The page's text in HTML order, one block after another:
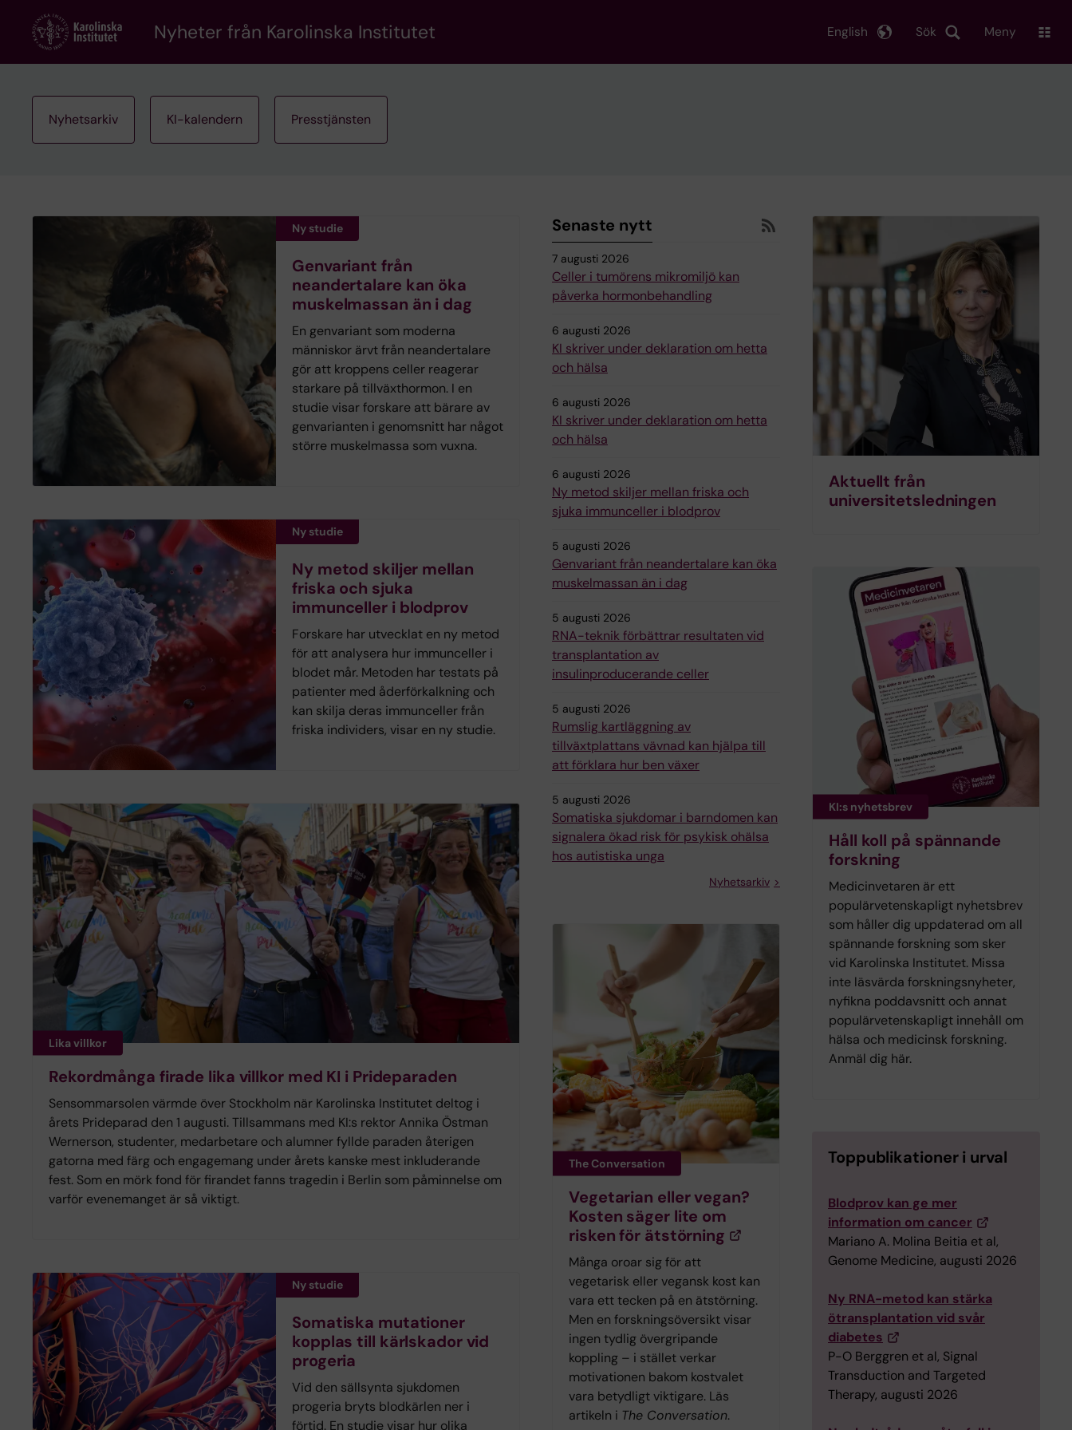
content
Nyheter från Karolinska Institutet Sök
English Meny
Nyhetsarkiv KI-kalendern Presstjänsten
Ny studie
Genvariant från
neandertalare kan öka
muskelmassan än i dag
En genvariant som moderna
människor ärvt från neandertalare
gör att kroppens celler reagerar
starkare på tillväxthormon. I en
studie visar forskare att bärare av
genvarianten i genomsnitt har något
större muskelmassa som vuxna.
Ny studie
Ny metod skiljer mellan
friska och sjuka
immunceller i blodprov
Forskare har utvecklat en ny metod
för att analysera hur immunceller i
blodet mår. Metoden har testats på
patienter med åderförkalkning och
kan skilja deras immunceller från
friska individers, visar en ny studie.
Lika villkor
Rekordmånga firade lika villkor med KI i Prideparaden
Sensommarsolen värmde över Stockholm när Karolinska Institutet deltog i
årets Prideparad den 1 augusti. Tillsammans med KI:s rektor Annika Östman
Wernerson, studenter, medarbetare och alumner fyllde paraden återigen
gatorna med färg och engagemang under årets kanske mest inkluderande
fest. Som en mörk fond för firandet fanns tragedin i Berlin som påminnelse om
varför evenemanget är så viktigt.
Ny studie
Somatiska mutationer
kopplas till kärlskador vid
progeria
Vid den sällsynta sjukdomen
progeria bryts blodkärlen ner i
förtid. En studie visar hur olika
Senaste nytt
7 augusti 2026
Celler i tumörens mikromiljö kan
påverka hormonbehandling
6 augusti 2026
KI skriver under deklaration om hetta
och hälsa
6 augusti 2026
KI skriver under deklaration om hetta
och hälsa
6 augusti 2026
Ny metod skiljer mellan friska och
sjuka immunceller i blodprov
5 augusti 2026
Genvariant från neandertalare kan öka
muskelmassan än i dag
5 augusti 2026
RNA-teknik förbättrar resultaten vid
transplantation av
insulinproducerande celler
5 augusti 2026
Rumslig kartläggning av
tillväxtplattans vävnad kan hjälpa till
att förklara hur ben växer
5 augusti 2026
Somatiska sjukdomar i barndomen kan
signalera ökad risk för psykisk ohälsa
hos autistiska unga
Nyhetsarkiv
The Conversation
Vegetarian eller vegan?
Kosten säger lite om
risken för ätstörning
Många oroar sig för att
vegetarisk eller vegansk kost kan
vara ett tecken på en ätstörning.
Men en forskningsöversikt visar
ingen tydlig övergripande
koppling – i stället verkar
motivationen bakom kostvalet
vara betydligt viktigare. Läs
artikeln i The Conversation.
Aktuellt från
universitets­ledningen
KI:s nyhetsbrev
Håll koll på spännande
forskning
Medicinvetaren är ett
populärvetenskapligt nyhetsbrev
som håller dig uppdaterad om all
spännande forskning som sker
vid Karolinska Institutet. Missa
inte läsvärda forskningsnyheter,
nyfikna poddavsnitt och annat
populärvetenskapligt innehåll om
hälsa och medicinsk forskning.
Anmäl dig här.
Toppublikationer i urval
Blodprov kan ge mer
information om cancer
Mariano A. Molina Beitia et al,
Genome Medicine, augusti 2026
Ny RNA-metod kan stärka
ötransplantation vid svår
diabetes
P-O Berggren et al, Signal
Transduction and Targeted
Therapy, augusti 2026